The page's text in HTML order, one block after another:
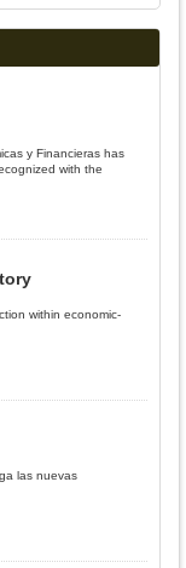
y Financieras has
with the
within economic-
las nuevas